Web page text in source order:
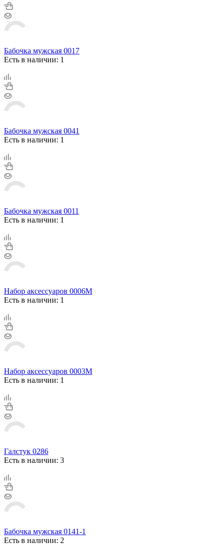
Бабочка мужская 0017
Есть в наличии: 1
Бабочка мужская 0041
Есть в наличии: 1
Бабочка мужская 0011
Есть в наличии: 1
Набор аксессуаров 0006М
Есть в наличии: 1
Набор аксессуаров 0003М
Есть в наличии: 1
Галстук 0286
Есть в наличии: 3
Бабочка мужская 0141-1
Есть в наличии: 2